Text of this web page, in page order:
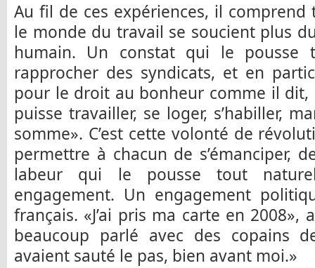
Au fil de ces expériences, il
le monde du travail se soucient plus
humain. Un constat qui le pousse
rapprocher des syndicats, et en
pour le droit au bonheur comme il
puisse travailler, se loger, s’habiller,
somme». C’est cette volonté de
permettre à chacun de s’émanciper,
labeur qui le pousse tout
engagement. Un engagement
français. «J’ai pris ma carte en 2008»,
beaucoup parlé avec des copains
avaient sauté le pas, bien avant moi.»